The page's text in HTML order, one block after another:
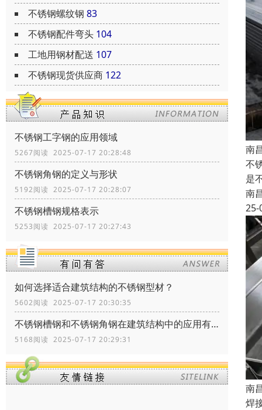
不锈钢螺纹钢 83
不锈钢配件弯头 104
工地用钢材配送 107
不锈钢现货供应商 122
不锈钢工字钢的应用领域
5267阅读 2025-07-17 20:28:48
不锈钢角钢的定义与形状
5192阅读 2025-07-17 20:28:07
不锈钢槽钢规格表示
5253阅读 2025-07-17 20:27:43
如何选择适合建筑结构的不锈钢型材？
5602阅读 2025-07-17 20:30:35
不锈钢槽钢和不锈钢角钢在建筑结构中的应用有何区别？
5168阅读 2025-07-17 20:29:31
南
不
是
南
25-
南
焊